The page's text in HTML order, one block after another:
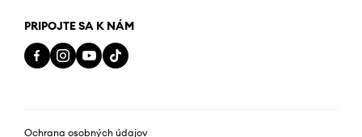
PRIPOJTE SA K NÁM
Ochrana osobných údajov